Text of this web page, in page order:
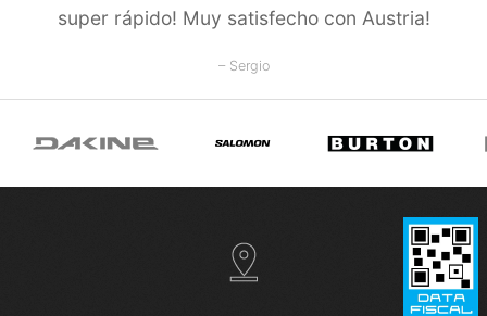
super rápido! Muy satisfecho con Austria!
– Sergio